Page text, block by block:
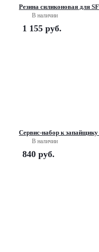
Резина силиконовая для
В наличии
1 155 руб.
Сервис-набор к
В наличии
840 руб.